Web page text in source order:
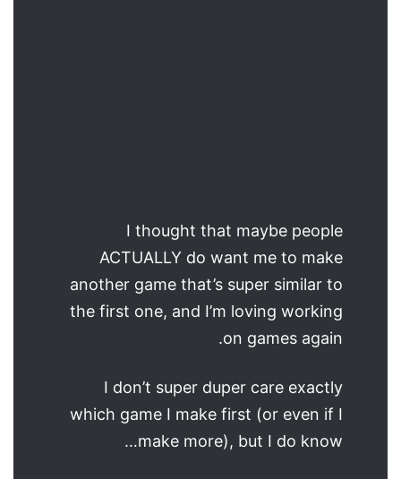
I thought that maybe people
ACTUALLY do want me to make
another game that’s super similar to
the first one, and I’m loving working
on games again.
I don’t super duper care exactly
which game I make first (or even if I
make more), but I do know…